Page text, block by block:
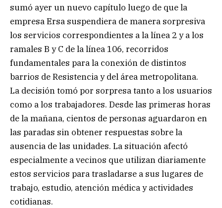
sumó ayer un nuevo capítulo luego de que la
empresa Ersa suspendiera de manera sorpresiva
los servicios correspondientes a la línea 2 y a los
ramales B y C de la línea 106, recorridos
fundamentales para la conexión de distintos
barrios de Resistencia y del área metropolitana.
La decisión tomó por sorpresa tanto a los usuarios
como a los trabajadores. Desde las primeras horas
de la mañana, cientos de personas aguardaron en
las paradas sin obtener respuestas sobre la
ausencia de las unidades. La situación afectó
especialmente a vecinos que utilizan diariamente
estos servicios para trasladarse a sus lugares de
trabajo, estudio, atención médica y actividades
cotidianas.